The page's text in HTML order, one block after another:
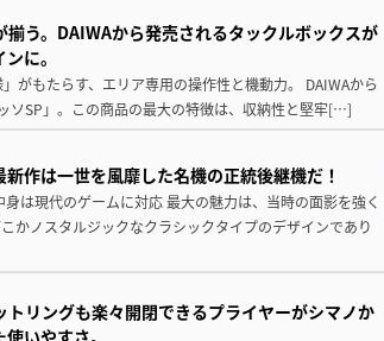
う。DAIWAから発売されるタックルボックスが
に。
がもたらす、エリア専用の操作性と機動力。 DAIWAから
SP」。この商品の最大の特徴は、収納性と堅牢[…]
作は一世を風靡した名機の正統後継機だ！
は現代のゲームに対応 最大の魅力は、当時の面影を強く
かノスタルジックなクラシックタイプのデザインであり
トリングも楽々開閉できるプライヤーがシマノか
いやすさ。